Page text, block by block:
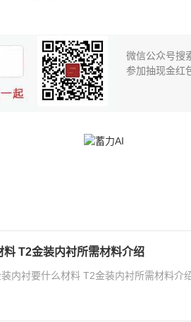
微信公众号搜
参加抽现金红
T2金装内衬所需材料介绍
内衬要什么材料 T2金装内衬所需材料介